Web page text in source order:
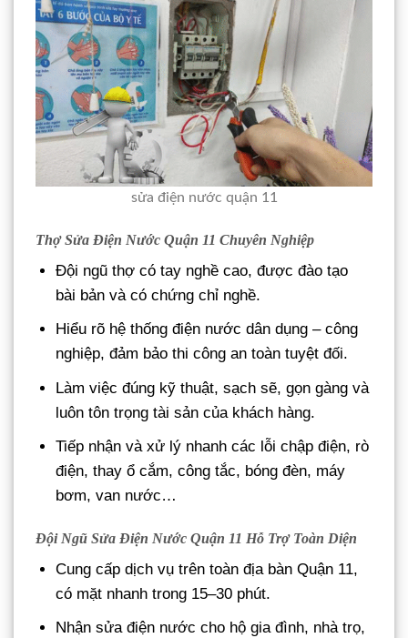
sửa điện nước quận 11
Thợ Sửa Điện Nước Quận 11 Chuyên Nghiệp
Đội ngũ thợ có tay nghề cao, được đào tạo
bài bản và có chứng chỉ nghề.
Hiểu rõ hệ thống điện nước dân dụng – công
nghiệp, đảm bảo thi công an toàn tuyệt đối.
Làm việc đúng kỹ thuật, sạch sẽ, gọn gàng và
luôn tôn trọng tài sản của khách hàng.
Tiếp nhận và xử lý nhanh các lỗi chập điện, rò
điện, thay ổ cắm, công tắc, bóng đèn, máy
bơm, van nước…
Đội Ngũ Sửa Điện Nước Quận 11 Hỗ Trợ Toàn Diện
Cung cấp dịch vụ trên toàn địa bàn Quận 11,
có mặt nhanh trong 15–30 phút.
Nhận sửa điện nước cho hộ gia đình, nhà trọ,